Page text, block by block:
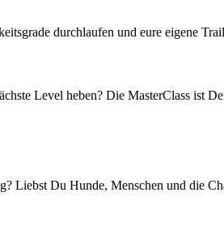
durchlaufen und eure eigene
Level heben? Die MasterClass ist
Liebst Du Hunde, Menschen und die